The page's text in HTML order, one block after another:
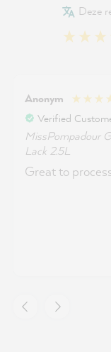
Deze
Anonym
Verified
MissPompadour
Lack 2.5L
Great to